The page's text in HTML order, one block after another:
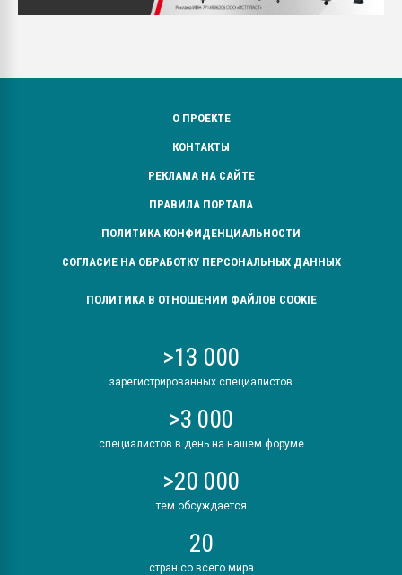
О ПРОЕКТЕ
КОНТАКТЫ
РЕКЛАМА НА САЙТЕ
ПРАВИЛА ПОРТАЛА
ПОЛИТИКА КОНФИДЕНЦИАЛЬНОСТИ
СОГЛАСИЕ НА ОБРАБОТКУ ПЕРСОНАЛЬНЫХ ДАННЫХ
ПОЛИТИКА В ОТНОШЕНИИ ФАЙЛОВ COOKIE
>13 000
зарегистрированных специалистов
>3 000
специалистов в день на нашем форуме
>20 000
тем обсуждается
20
стран со всего мира